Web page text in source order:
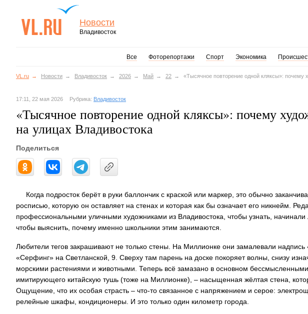
Новости
Владивосток
Все Фоторепортажи Спорт Экономика
VL.ru Новости Владивосток 2026 Май 22 «Тысячное повторение одной кляксы»: почему
17:11, 22 мая 2026 Рубрика: Владивосток
«Тысячное повторение одной кляксы»: почему
на улицах Владивостока
Поделиться
Когда подросток берёт в руки баллончик с краской или маркер, это обычно
росписью, которую он оставляет на стенах и которая как бы означает его никнейм.
профессиональными уличными художниками из Владивостока, чтобы узнать, начинали
чтобы выяснить, почему именно школьники этим занимаются.
Любители тегов закрашивают не только стены. На Миллионке они замалевали
«Серфинг» на Светланской, 9. Сверху там парень на доске покоряет волны, снизу
морскими растениями и животными. Теперь всё замазано в основном
имитирующего китайскую тушь (тоже на Миллионке), – насыщенная жёлтая стена,
Ощущение, что их особая страсть – что-то связанное с напряжением и серое:
релейные шкафы, кондиционеры. И это только один километр города.